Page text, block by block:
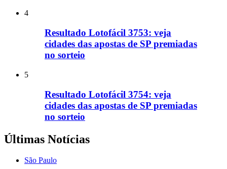
4
Resultado Lotofácil 3753: veja
cidades das apostas de SP premiadas
no sorteio
5
Resultado Lotofácil 3754: veja
cidades das apostas de SP premiadas
no sorteio
Últimas Notícias
São Paulo